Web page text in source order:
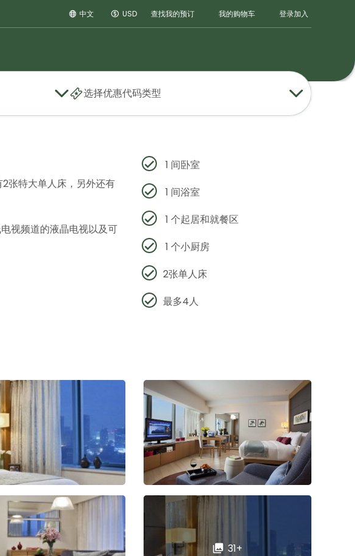
中文 USD 查找我的预订 我的购物车 登录加入
选择优惠代码类型
张特大单人床，另外还有
视频道的液晶电视以及可
1 间卧室
1 间浴室
1 个起居和就餐区
1 个小厨房
2张单人床
最多4人
31+